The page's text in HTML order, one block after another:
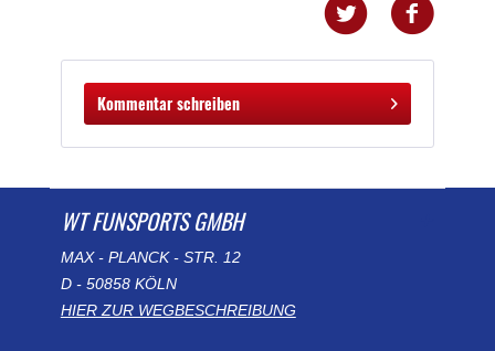
Kommentar schreiben
WT FUNSPORTS GMBH
MAX - PLANCK - STR. 12
D - 50858 KÖLN
HIER ZUR WEGBESCHREIBUNG